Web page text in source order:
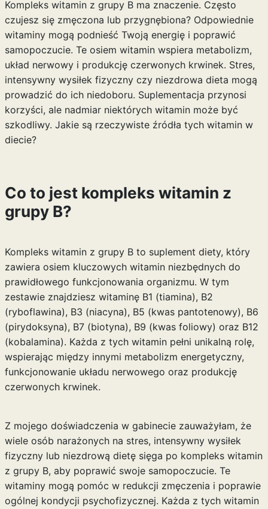
Kompleks witamin z grupy B ma znaczenie. Często
czujesz się zmęczona lub przygnębiona? Odpowiednie
witaminy mogą podnieść Twoją energię i poprawić
samopoczucie. Te osiem witamin wspiera metabolizm,
układ nerwowy i produkcję czerwonych krwinek. Stres,
intensywny wysiłek fizyczny czy niezdrowa dieta mogą
prowadzić do ich niedoboru. Suplementacja przynosi
korzyści, ale nadmiar niektórych witamin może być
szkodliwy. Jakie są rzeczywiste źródła tych witamin w
diecie?
Co to jest kompleks witamin z
grupy B?
Kompleks witamin z grupy B to suplement diety, który
zawiera osiem kluczowych witamin niezbędnych do
prawidłowego funkcjonowania organizmu. W tym
zestawie znajdziesz witaminę B1 (tiamina), B2
(ryboflawina), B3 (niacyna), B5 (kwas pantotenowy), B6
(pirydoksyna), B7 (biotyna), B9 (kwas foliowy) oraz B12
(kobalamina). Każda z tych witamin pełni unikalną rolę,
wspierając między innymi metabolizm energetyczny,
funkcjonowanie układu nerwowego oraz produkcję
czerwonych krwinek.
Z mojego doświadczenia w gabinecie zauważyłam, że
wiele osób narażonych na stres, intensywny wysiłek
fizyczny lub niezdrową dietę sięga po kompleks witamin
z grupy B, aby poprawić swoje samopoczucie. Te
witaminy mogą pomóc w redukcji zmęczenia i poprawie
ogólnej kondycji psychofizycznej. Każda z tych witamin